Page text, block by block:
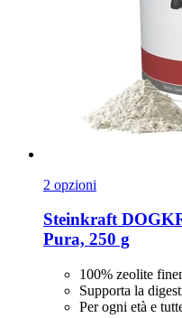
2 opzioni
Steinkraft
Pura, 250 g
100% zeolite
Supporta la
Per ogni età e